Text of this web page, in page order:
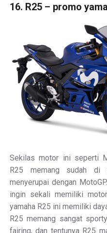
16. R25 – promo
Sekilas motor ini seperti
R25 memang sudah di
menyerupai dengan
ingin sekali memiliki
yamaha R25 ini memiliki
R25 memang sangat
fairing, dan tentunya R25